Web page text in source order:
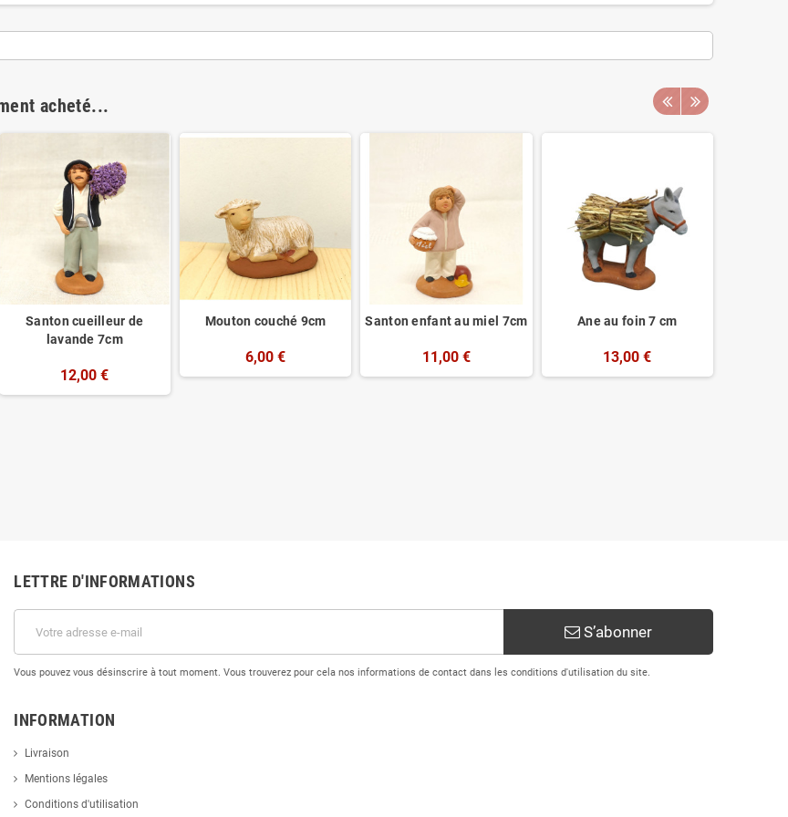
acheté...
Santon cueilleur de
lavande 7cm
12,00 €
Mouton couché 9cm
6,00 €
Santon enfant au miel 7cm
11,00 €
Ane au foin 7 cm
13,00 €
LETTRE D'INFORMATIONS
S’abonner
Vous pouvez vous désinscrire à tout moment. Vous trouverez pour cela nos informations de contact dans les conditions d'utilisation du site.
INFORMATION
Livraison
Mentions légales
Conditions d'utilisation